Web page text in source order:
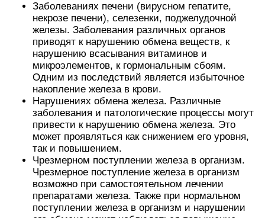
Заболеваниях печени (вирусном гепатите,
некрозе печени), селезенки, поджелудочной
железы. Заболевания различных органов
приводят к нарушению обмена веществ, к
нарушению всасывания витаминов и
микроэлементов, к гормональным сбоям.
Одним из последствий является избыточное
накопление железа в крови.
Нарушениях обмена железа. Различные
заболевания и патологические процессы могут
привести к нарушению обмена железа. Это
может проявляться как снижением его уровня,
так и повышением.
Чрезмерном поступлении железа в организм.
Чрезмерное поступление железа в организм
возможно при самостоятельном лечении
препаратами железа. Также при нормальном
поступлении железа в организм и нарушении